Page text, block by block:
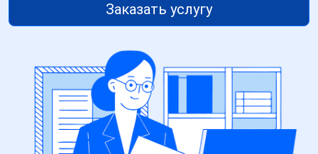
Заказать услугу